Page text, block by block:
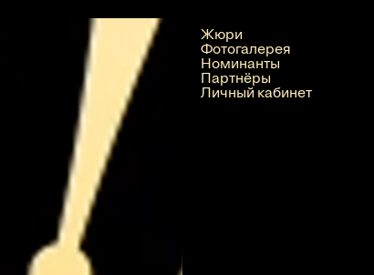
Жюри
Фотогалерея
Номинанты
Партнёры
Личный кабинет